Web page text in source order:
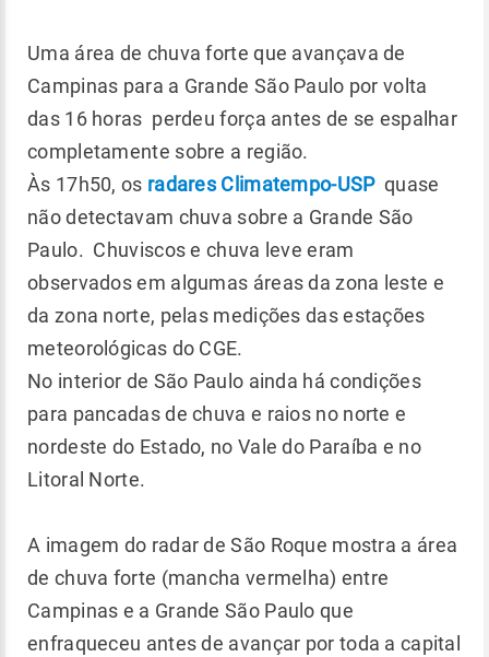
Uma área de chuva forte que avançava de
Campinas para a Grande São Paulo por volta
das 16 horas perdeu força antes de se espalhar
completamente sobre a região.
Às 17h50, os radares Climatempo-USP quase
não detectavam chuva sobre a Grande São
Paulo. Chuviscos e chuva leve eram
observados em algumas áreas da zona leste e
da zona norte, pelas medições das estações
meteorológicas do CGE.
No interior de São Paulo ainda há condições
para pancadas de chuva e raios no norte e
nordeste do Estado, no Vale do Paraíba e no
Litoral Norte.
A imagem do radar de São Roque mostra a área
de chuva forte (mancha vermelha) entre
Campinas e a Grande São Paulo que
enfraqueceu antes de avançar por toda a capital